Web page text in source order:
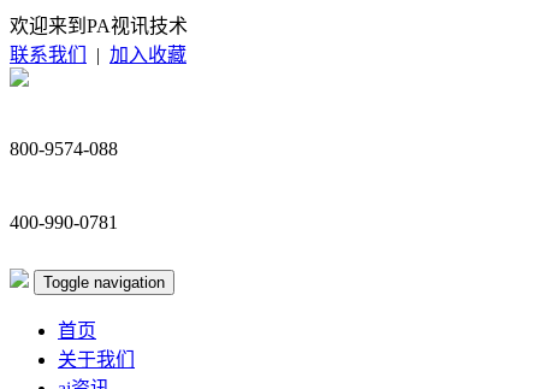
欢迎来到PA视讯技术
联系我们
| 加入收藏
800-9574-088
400-990-0781
Toggle navigation
首页
关于我们